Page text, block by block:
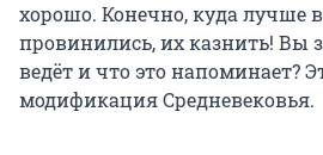
хорошо. Конечно, куда лучше
провинились, их казнить! Вы
ведёт и что это напоминает?
модификация Средневековья.